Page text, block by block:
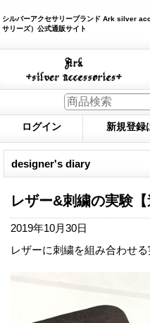
シルバーアクセサリーブランド Ark silver
サリーズ）公式通販サイト
ログイン 新規登録
designer's diary
レザー&刺繍の実験【
2019年10月30日
レザーに刺繍を組み合わせる